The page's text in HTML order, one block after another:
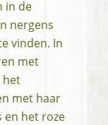
in de
nergens
vinden. In
met
het
met haar
en het roze